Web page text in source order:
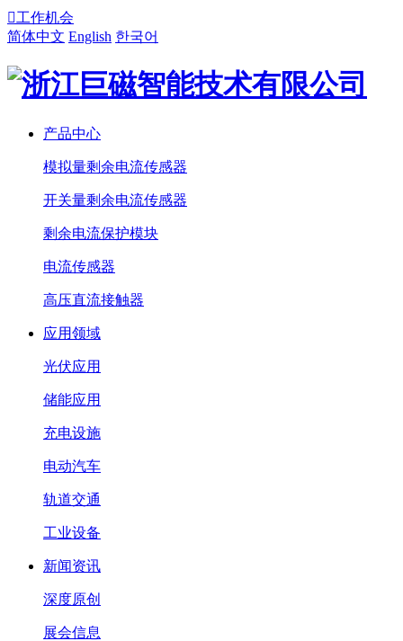
工作机会
简体中文 English 한국어
产品中心
模拟量剩余电流传感器
开关量剩余电流传感器
剩余电流保护模块
电流传感器
高压直流接触器
应用领域
光伏应用
储能应用
充电设施
电动汽车
轨道交通
工业设备
新闻资讯
深度原创
展会信息